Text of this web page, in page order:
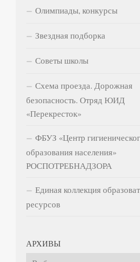
Олимпиады, конкурсы
Звездная подборка
Советы школы
Схема проезда. Дорожная
безопасность. Отряд ЮИД
«Перекресток»
ФБУЗ «Центр
образования населения»
РОСПОТРЕБНАДЗОРА
Единая коллекция
ресурсов
АРХИВЫ
Архивы